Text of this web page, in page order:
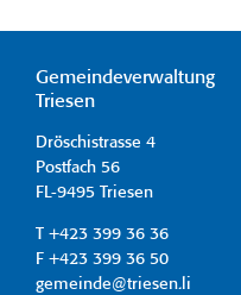
Gemeindeverwaltung
Triesen
Dröschistrasse 4
Postfach 56
FL-9495 Triesen
T +423 399 36 36
F +423 399 36 50
gemeinde@triesen.li